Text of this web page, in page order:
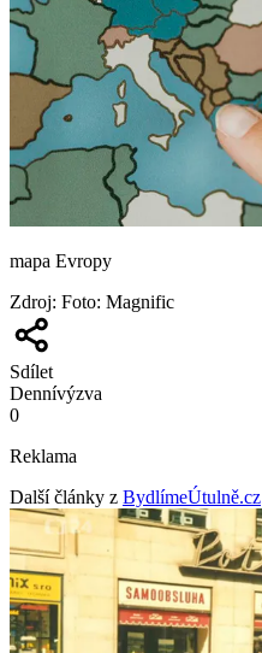
mapa Evropy
Zdroj: Foto: Magnific
Sdílet
Dennívýzva
0
Reklama
Další články z BydlímeÚtulně.cz